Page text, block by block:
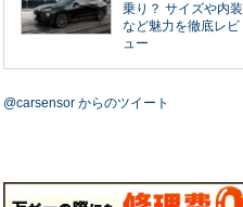
乗り？ サイズや内装
など魅力を徹底レビ
ュー
@carsensor からのツイート